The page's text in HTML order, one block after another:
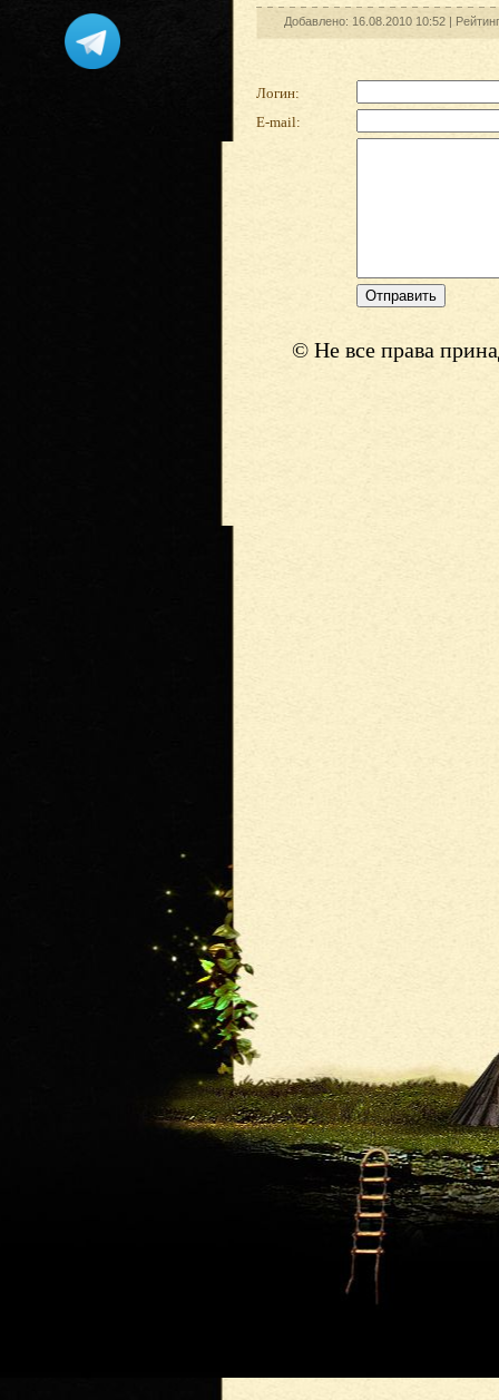
Добавлено: 16.08.2010 10:52 |
Логин:
E-mail:
© Не все права